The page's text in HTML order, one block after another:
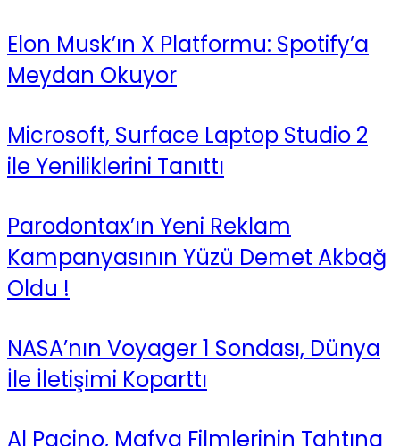
Elon Musk’ın X Platformu: Spotify’a
Meydan Okuyor
Microsoft, Surface Laptop Studio 2
ile Yeniliklerini Tanıttı
Parodontax’ın Yeni Reklam
Kampanyasının Yüzü Demet Akbağ
Oldu !
NASA’nın Voyager 1 Sondası, Dünya
İle İletişimi Koparttı
Al Pacino, Mafya Filmlerinin Tahtına